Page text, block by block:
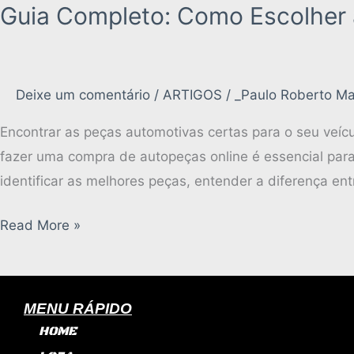
Guia Completo: Como
Deixe um comentário / ARTIGOS / _Paulo Roberto
Encontrar as peças automotivas certas para o seu
fazer uma compra de autopeças online é essencial
identificar as melhores peças, entender a diferença
Read More »
MENU RÁPIDO
HOME